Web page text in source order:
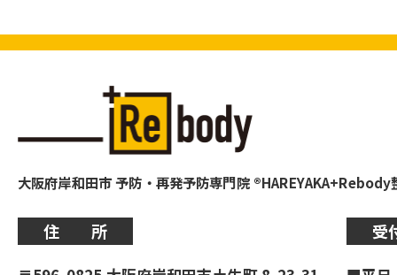
大阪府岸和田市 予防・再発予防専門院 ®HAREYAKA+Rebody
住 所 受